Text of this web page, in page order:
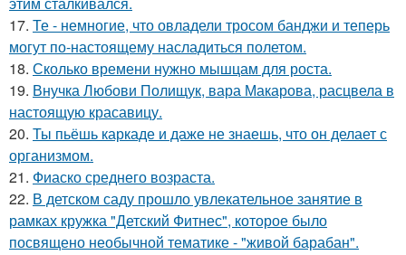
17. Те - немногие, что овладели тросом банджи и теперь
могут по-настоящему насладиться полетом.
18. Сколько времени нужно мышцам для роста.
19. Внучка Любови Полищук, вара Макарова, расцвела в
настоящую красавицу.
20. Ты пьёшь каркаде и даже не знаешь, что он делает с
организмом.
21. Фиаско среднего возраста.
22. В детском саду прошло увлекательное занятие в
рамках кружка "Детский Фитнес", которое было
посвящено необычной тематике - "живой барабан".